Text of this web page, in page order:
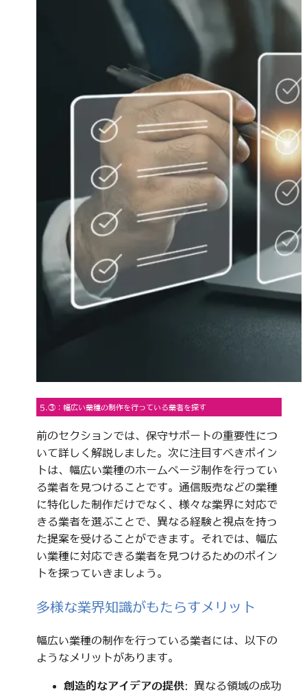
5.③：幅広い業種の制作を行っている業者を探す
前のセクションでは、保守サポートの重要性につ
いて詳しく解説しました。次に注目すべきポイン
トは、幅広い業種のホームページ制作を行ってい
る業者を見つけることです。通信販売などの業種
に特化した制作だけでなく、様々な業界に対応で
きる業者を選ぶことで、異なる経験と視点を持っ
た提案を受けることができます。それでは、幅広
い業種に対応できる業者を見つけるためのポイン
トを探っていきましょう。
多様な業界知識がもたらすメリット
幅広い業種の制作を行っている業者には、以下の
ようなメリットがあります。
創造的なアイデアの提供: 異なる領域の成功